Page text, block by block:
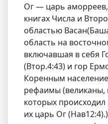
Ог — царь
книгах Числа и
областью
область на
включавшая в себя
(Втор.4:43) и гор
Коренным
рефаимы (великаны,
которых
их царь Ог